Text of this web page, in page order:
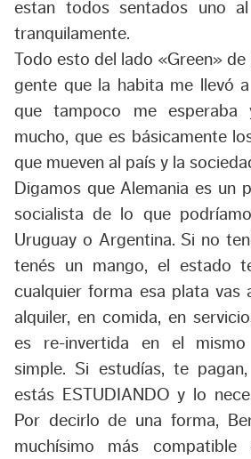
estan todos sentados uno
tranquilamente.
Todo esto del lado «Green»
gente que la habita me llevó
que tampoco me esperaba
mucho, que es básicamente
que mueven al país y la
Digamos que Alemania es un
socialista de lo que
Uruguay o Argentina. Si no
tenés un mango, el estado
cualquier forma esa plata vas
alquiler, en comida, en
es re-invertida en el
simple. Si estudías, te
estás ESTUDIANDO y lo
Por decirlo de una forma,
muchísimo más